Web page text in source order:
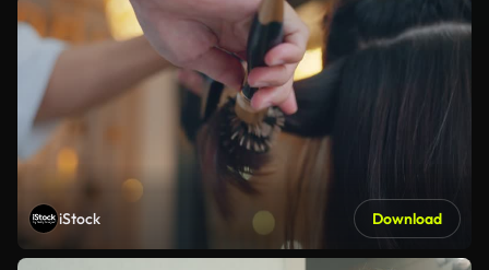
iStock Download